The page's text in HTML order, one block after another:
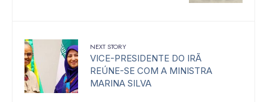
NEXT STORY
VICE-PRESIDENTE DO IRÃ
REÚNE-SE COM A MINISTRA
MARINA SILVA